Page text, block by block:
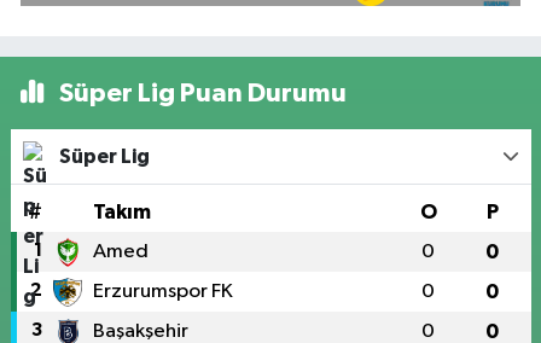
Süper Lig Puan Durumu
Süper Lig
# Takım O P
1 Amed 0 0
2 Erzurumspor FK 0 0
3 Başakşehir 0 0